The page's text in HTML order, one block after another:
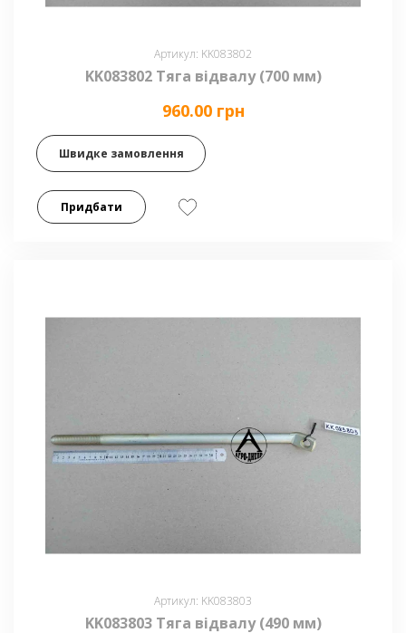
Артикул: KK083802
KK083802 Тяга відвалу (700 мм)
960.00 грн
Швидке замовлення
Придбати
Артикул: KK083803
KK083803 Тяга відвалу (490 мм)